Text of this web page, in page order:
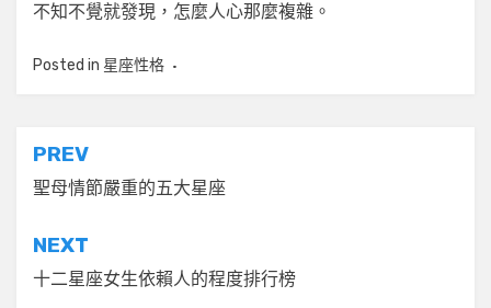
不知不覺就發現，怎麼人心那麼複雜。
Posted in 星座性格
文
章
導
覽
PREV
聖母情節嚴重的五大星座
NEXT
十二星座女生依賴人的程度排行榜